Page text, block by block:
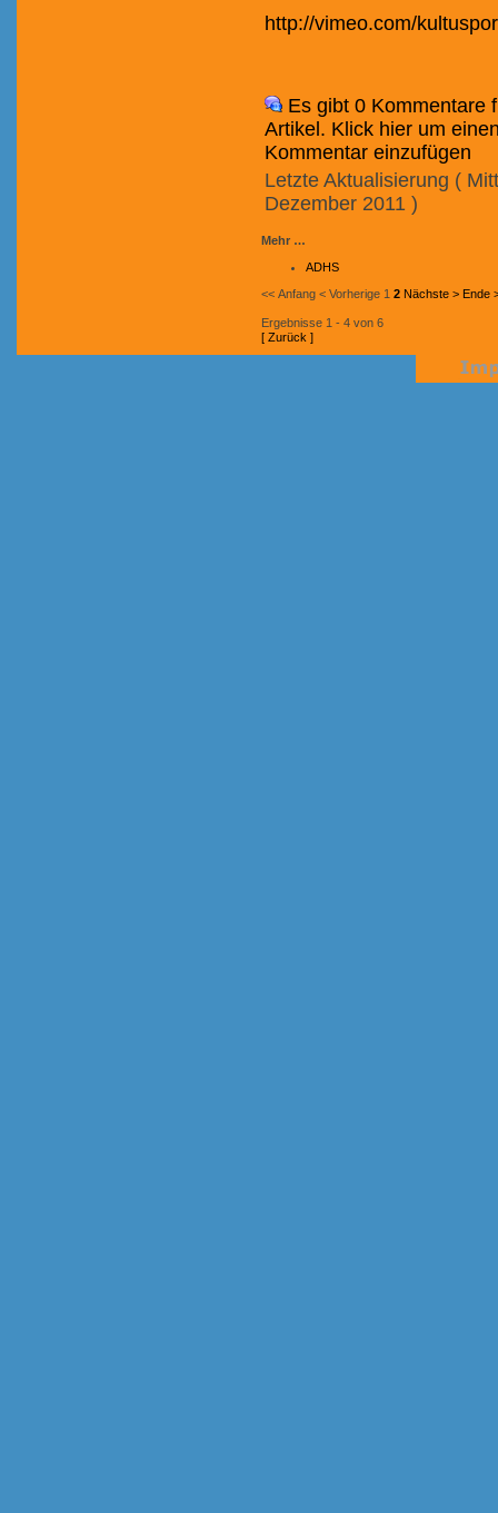
http://vimeo.com/
Es gibt 0 Kommentare
Artikel. Klick hier um
Kommentar einzufügen
Letzte Aktualisierung (
Dezember 2011 )
Mehr …
ADHS
<< Anfang < Vorherige 1 2 Nächste > Ende
Ergebnisse 1 - 4 von 6
[ Zurück ]